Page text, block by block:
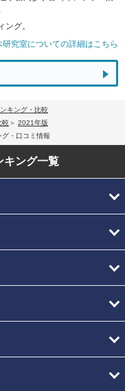
グ。
究室についての詳細はこちら
キング・比較
較
2021年版
・口コミ情報
キング一覧